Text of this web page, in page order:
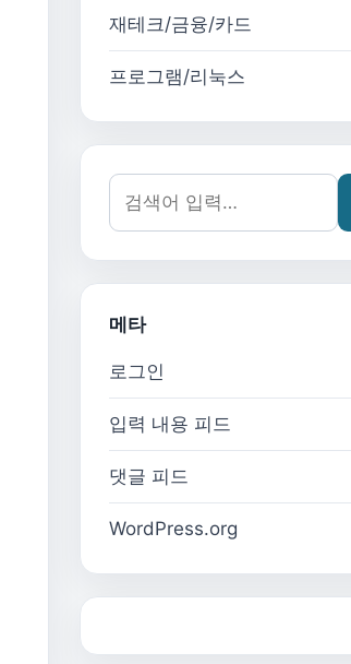
재테크/금융/카드
프로그램/리눅스
검색어:
메타
로그인
입력 내용 피드
댓글 피드
WordPress.org